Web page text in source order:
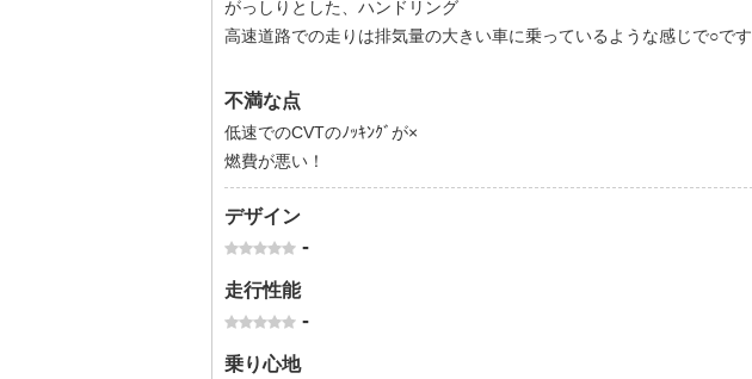
がっしりとした、ハンドリング
高速道路での走りは排気量の大きい車に乗っているような感じで○です
不満な点
低速でのCVTのﾉｯｷﾝｸﾞが×
燃費が悪い！
デザイン
-
走行性能
-
乗り心地